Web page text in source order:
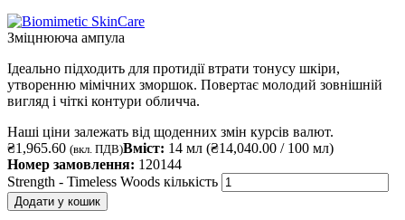
Зміцнююча ампула
Ідеально підходить для протидії втрати тонусу шкіри,
утворенню мімічних зморшок. Повертає молодий зовнішній
вигляд і чіткі контури обличча.
Наші ціни залежать від щоденних змін курсів валют.
₴1,965.60 (вкл. ПДВ)Вміст: 14 мл (₴14,040.00 / 100 мл)
Номер замовлення: 120144
Strength - Timeless Woods кількість
Додати у кошик